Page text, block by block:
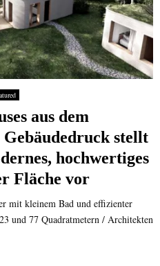
aus dem
stellt
hochwertiges
Fläche vor
mit kleinem Bad und effizienter
und 77 Quadratmetern / Architekten